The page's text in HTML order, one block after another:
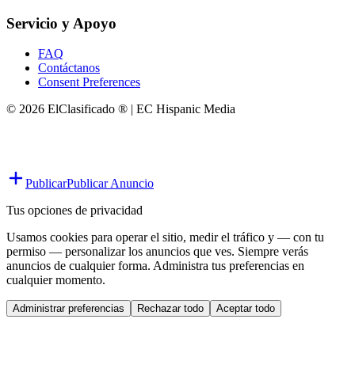
Servicio y Apoyo
FAQ
Contáctanos
Consent Preferences
© 2026 ElClasificado ® | EC Hispanic Media
PublicarPublicar Anuncio
Tus opciones de privacidad
Usamos cookies para operar el sitio, medir el tráfico y — con tu
permiso — personalizar los anuncios que ves. Siempre verás
anuncios de cualquier forma. Administra tus preferencias en
cualquier momento.
Administrar preferencias Rechazar todo Aceptar todo